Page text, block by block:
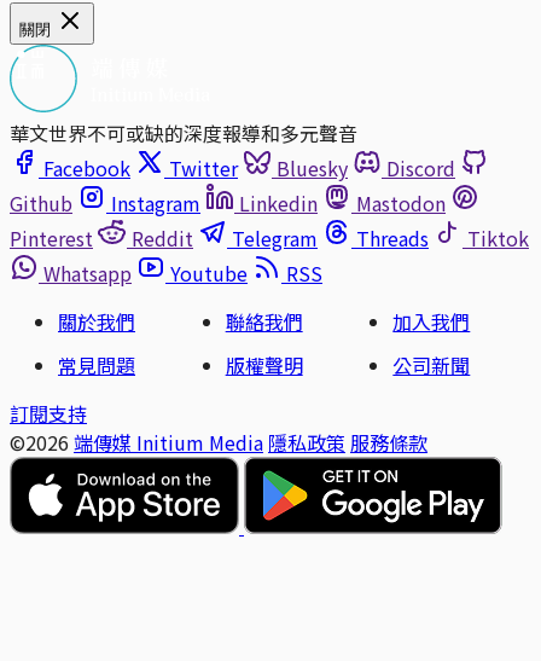
關閉
華文世界不可或缺的深度報導和多元聲音
Facebook
Twitter Bluesky
Discord
Github
Instagram Linkedin
Mastodon
Pinterest
Reddit Telegram Threads
Tiktok
Whatsapp
Youtube
RSS
關於我們
聯絡我們
加入我們
常見問題
版權聲明
公司新聞
訂閱支持
©2026 端傳媒 Initium Media 隱私政策 服務條款